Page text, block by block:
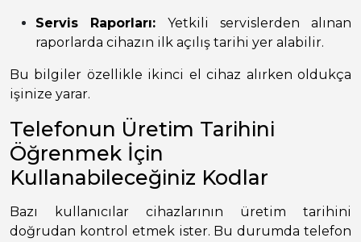
Servis Raporları: Yetkili servislerden alınan
raporlarda cihazın ilk açılış tarihi yer alabilir.
Bu bilgiler özellikle ikinci el cihaz alırken oldukça
işinize yarar.
Telefonun Üretim Tarihini
Öğrenmek İçin
Kullanabileceğiniz Kodlar
Bazı kullanıcılar cihazlarının üretim tarihini
doğrudan kontrol etmek ister. Bu durumda telefon